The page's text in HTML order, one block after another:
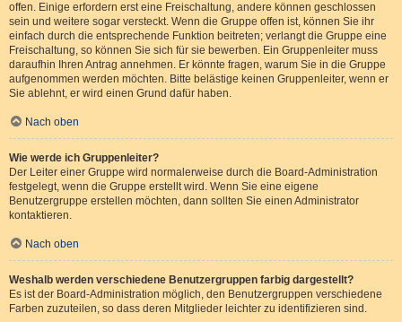
offen. Einige erfordern erst eine Freischaltung, andere können geschlossen
sein und weitere sogar versteckt. Wenn die Gruppe offen ist, können Sie ihr
einfach durch die entsprechende Funktion beitreten; verlangt die Gruppe eine
Freischaltung, so können Sie sich für sie bewerben. Ein Gruppenleiter muss
daraufhin Ihren Antrag annehmen. Er könnte fragen, warum Sie in die Gruppe
aufgenommen werden möchten. Bitte belästige keinen Gruppenleiter, wenn er
Sie ablehnt, er wird einen Grund dafür haben.
Nach oben
Wie werde ich Gruppenleiter?
Der Leiter einer Gruppe wird normalerweise durch die Board-Administration
festgelegt, wenn die Gruppe erstellt wird. Wenn Sie eine eigene
Benutzergruppe erstellen möchten, dann sollten Sie einen Administrator
kontaktieren.
Nach oben
Weshalb werden verschiedene Benutzergruppen farbig dargestellt?
Es ist der Board-Administration möglich, den Benutzergruppen verschiedene
Farben zuzuteilen, so dass deren Mitglieder leichter zu identifizieren sind.